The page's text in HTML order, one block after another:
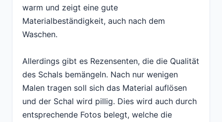
warm und zeigt eine gute
Materialbeständigkeit, auch nach dem
Waschen.
Allerdings gibt es Rezensenten, die die Qualität
des Schals bemängeln. Nach nur wenigen
Malen tragen soll sich das Material auflösen
und der Schal wird pillig. Dies wird auch durch
entsprechende Fotos belegt, welche die